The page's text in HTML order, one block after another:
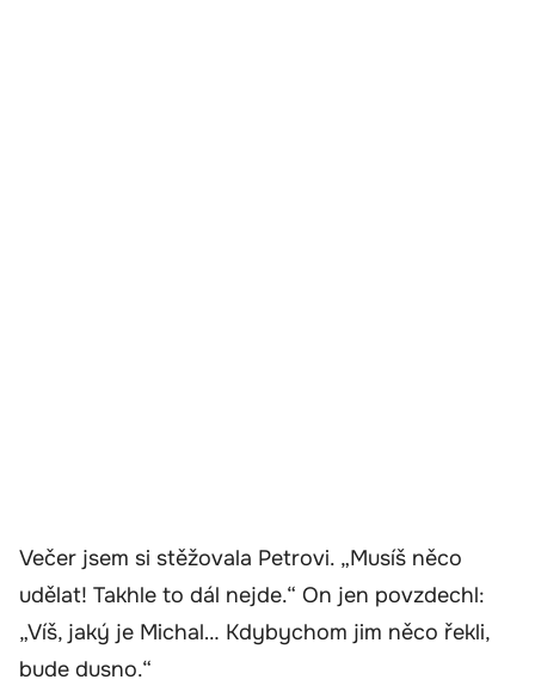
Večer jsem si stěžovala Petrovi. „Musíš něco
udělat! Takhle to dál nejde.“ On jen povzdechl:
„Víš, jaký je Michal… Kdybychom jim něco řekli,
bude dusno.“